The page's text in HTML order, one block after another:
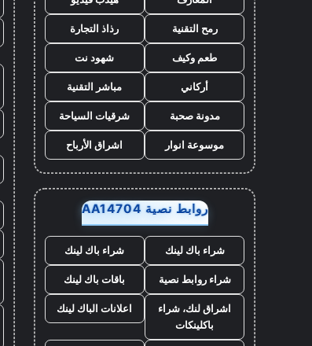
رمح التقنية رذاذ التجارة
طعم وكيف شهود نت
أركاني مباشر التقنية
مدونة صحبة شرقيات السياحة
موسوعة انوار اشراق الأرباح
روابط نصية AA14704
شراء باك لينك شراء باك لينك
شراء روابط نصية باقات باك لينك
اشراق لنك، شراء
باكلينكات
اعلانات الباك لينك